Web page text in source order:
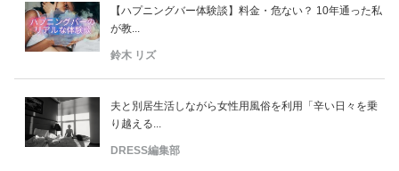
【ハプニングバー体験談】料金・危ない？ 10年通った私
が教...
鈴木 リズ
夫と別居生活しながら女性用風俗を利用「辛い日々を乗
り越える...
DRESS編集部